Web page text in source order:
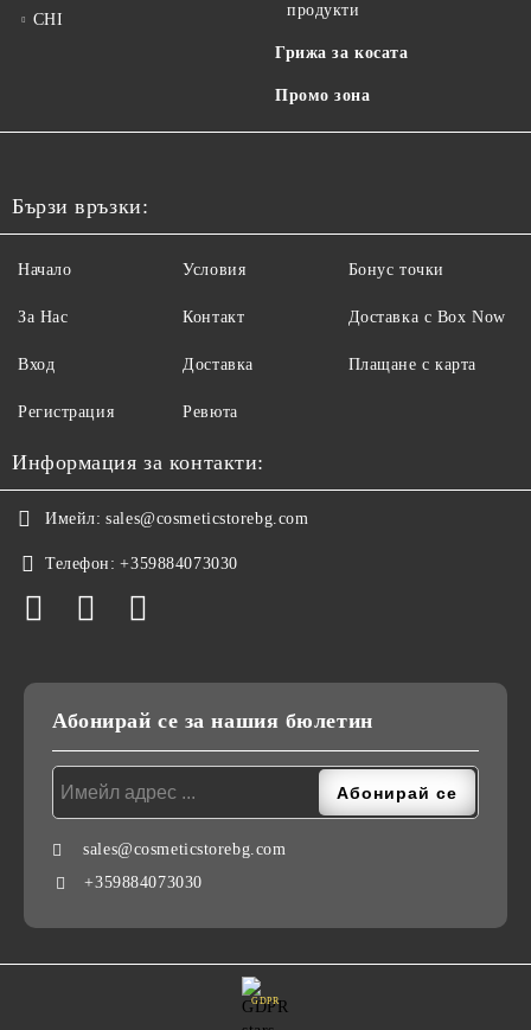
CHI
продукти
Грижа за косата
Промо зона
Бързи връзки:
Начало
За Нас
Вход
Регистрация
Условия
Контакт
Доставка
Ревюта
Бонус точки
Доставка с Box Now
Плащане с карта
Информация за контакти:
Имейл: sales@cosmeticstorebg.com
Телефон: +359884073030
Абонирай се за нашия бюлетин
sales@cosmeticstorebg.com
+359884073030
GDPR